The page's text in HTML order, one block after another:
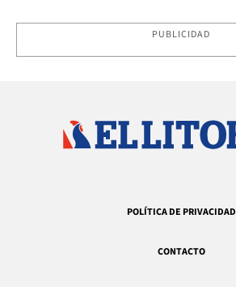
PUBLICIDAD
POLÍTICA DE PRIVACIDAD
CONTACTO